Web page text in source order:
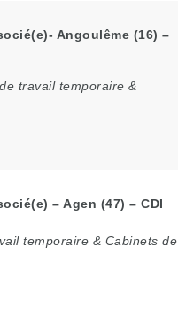
Angoulême (16) –
travail temporaire &
– Agen (47) – CDI
temporaire & Cabinets de